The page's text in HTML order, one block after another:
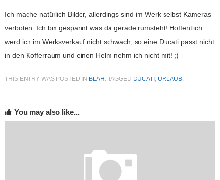
Ich mache natürlich Bilder, allerdings sind im Werk selbst Kameras
verboten. Ich bin gespannt was da gerade rumsteht! Hoffentlich
werd ich im Werksverkauf nicht schwach, so eine Ducati passt nicht
in den Kofferraum und einen Helm nehm ich nicht mit! ;)
THIS ENTRY WAS POSTED IN BLAH. TAGGED DUCATI, URLAUB.
You may also like...